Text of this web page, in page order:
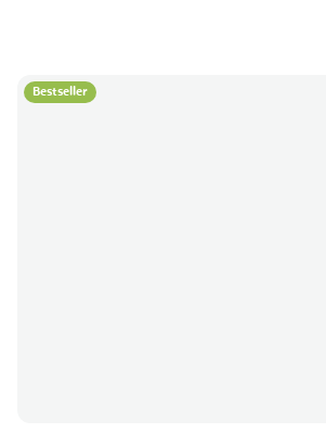
Bestseller